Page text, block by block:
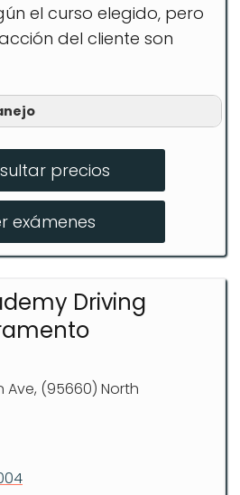
el curso elegido, pero
del cliente son
en simulador S.P.I.D.E.R.
detrás del volante
precios
exámenes
Driving
Ave, (95660) North